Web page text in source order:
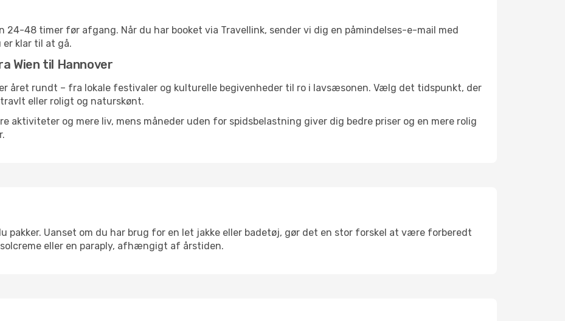
24-48 timer før afgang. Når du har booket via Travellink, sender vi dig en påmindelses-e-mail med
klar til at gå.
Wien til Hannover
året rundt – fra lokale festivaler og kulturelle begivenheder til ro i lavsæsonen. Vælg det tidspunkt, der
eller roligt og naturskønt.
aktiviteter og mere liv, mens måneder uden for spidsbelastning giver dig bedre priser og en mere rolig
pakker. Uanset om du har brug for en let jakke eller badetøj, gør det en stor forskel at være forberedt
eller en paraply, afhængigt af årstiden.